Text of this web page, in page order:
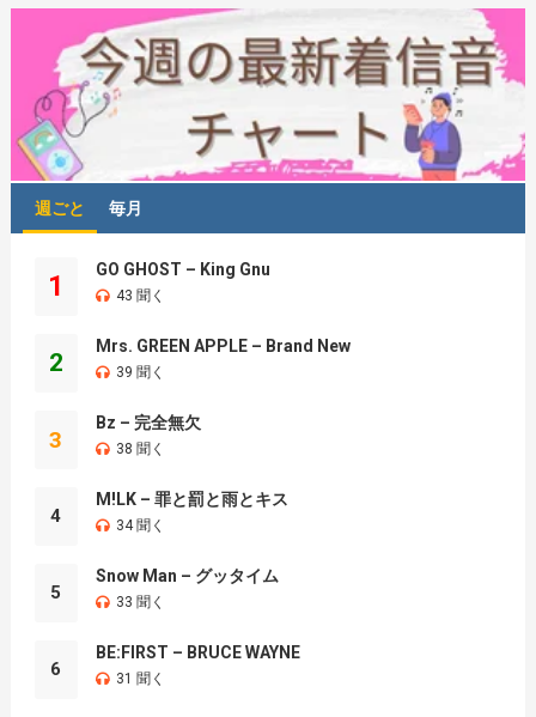
週ごと 毎月
1
GO GHOST – King Gnu
43 聞く
2
Mrs. GREEN APPLE – Brand New
39 聞く
3
Bz – 完全無欠
38 聞く
4
M!LK – 罪と罰と雨とキス
34 聞く
5
Snow Man – グッタイム
33 聞く
6
BE:FIRST – BRUCE WAYNE
31 聞く